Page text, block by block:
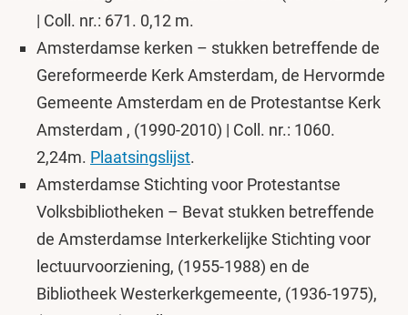
| Coll. nr.: 671. 0,12 m.
Amsterdamse kerken – stukken betreffende de
Gereformeerde Kerk Amsterdam, de Hervormde
Gemeente Amsterdam en de Protestantse Kerk
Amsterdam , (1990-2010) | Coll. nr.: 1060.
2,24m. Plaatsingslijst.
Amsterdamse Stichting voor Protestantse
Volksbibliotheken – Bevat stukken betreffende
de Amsterdamse Interkerkelijke Stichting voor
lectuurvoorziening, (1955-1988) en de
Bibliotheek Westerkerkgemeente, (1936-1975),